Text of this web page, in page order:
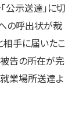
公示送達」に切
の呼出状が裁
相手に届いたこ
被告の所在が完
業場所送達よ